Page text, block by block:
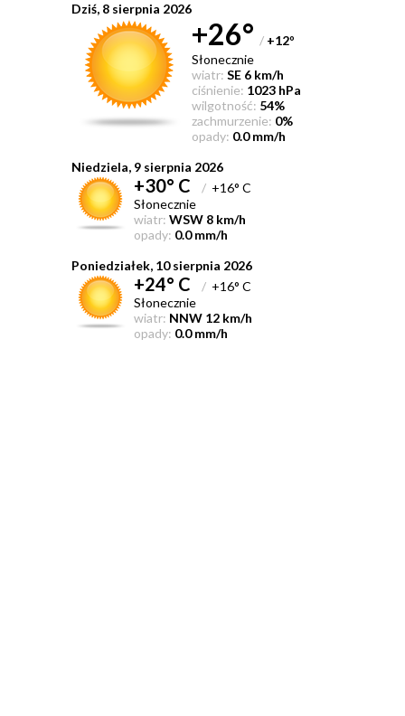
Dziś, 8 sierpnia 2026
+26° / +12°
Słonecznie
wiatr: SE 6 km/h
ciśnienie: 1023 hPa
wilgotność: 54%
zachmurzenie: 0%
opady: 0.0 mm/h
Niedziela, 9 sierpnia 2026
+30° C /+16° C
Słonecznie
wiatr: WSW 8 km/h
opady: 0.0 mm/h
Poniedziałek, 10 sierpnia 2026
+24° C /+16° C
Słonecznie
wiatr: NNW 12 km/h
opady: 0.0 mm/h